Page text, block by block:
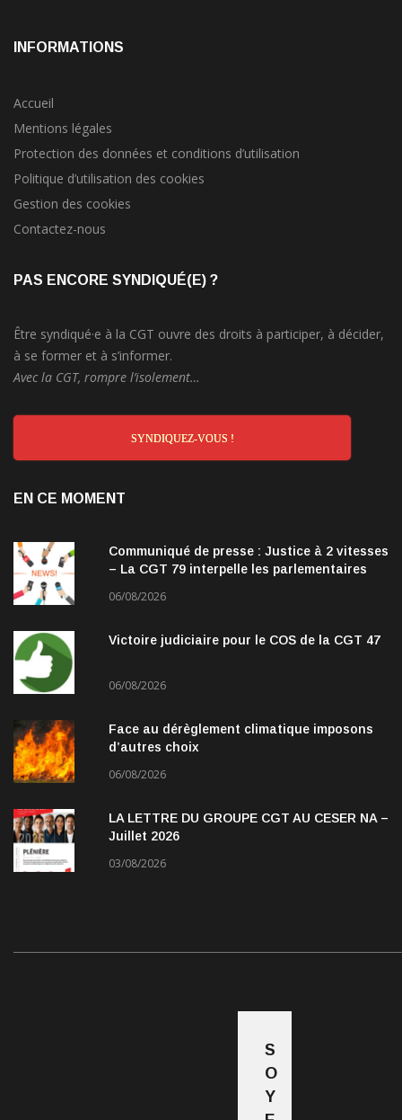
INFORMATIONS
Accueil
Mentions légales
Protection des données et conditions d’utilisation
Politique d’utilisation des cookies
Gestion des cookies
Contactez-nous
PAS ENCORE SYNDIQUÉ(E) ?
Être syndiqué·e à la CGT ouvre des droits à participer, à décider,
à se former et à s’informer.
Avec la CGT, rompre l’isolement…
SYNDIQUEZ-VOUS !
EN CE MOMENT
Communiqué de presse : Justice à 2 vitesses
– La CGT 79 interpelle les parlementaires
06/08/2026
Victoire judiciaire pour le COS de la CGT 47
06/08/2026
Face au dérèglement climatique imposons
d’autres choix
06/08/2026
LA LETTRE DU GROUPE CGT AU CESER NA –
Juillet 2026
03/08/2026
S
O
Y